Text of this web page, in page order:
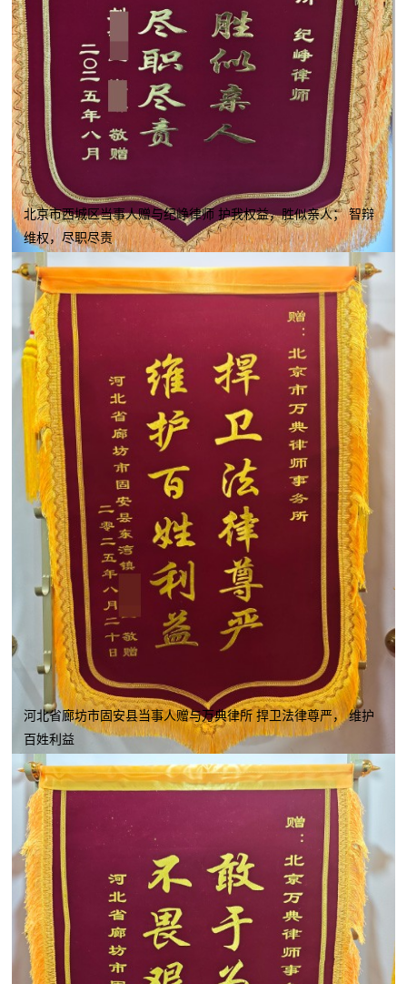
北京市西城区当事人赠与纪峥律师 护我权益，胜似亲人； 智辩
维权，尽职尽责
河北省廊坊市固安县当事人赠与万典律所 捍卫法律尊严， 维护
百姓利益